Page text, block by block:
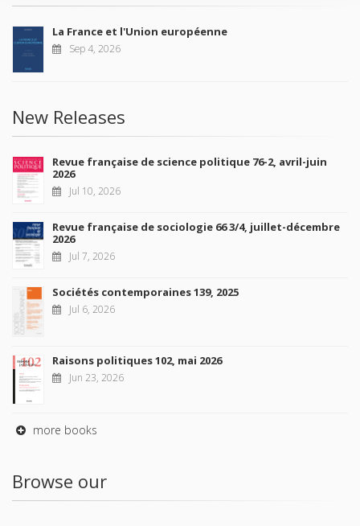
La France et l'Union européenne
Sep 4, 2026
New Releases
Revue française de science politique 76-2, avril-juin
2026
Jul 10, 2026
Revue française de sociologie 66 3/4, juillet-décembre
2026
Jul 7, 2026
Sociétés contemporaines 139, 2025
Jul 6, 2026
Raisons politiques 102, mai 2026
Jun 23, 2026
more books
Browse our